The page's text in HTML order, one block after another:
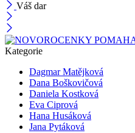
Váš dar
Kategorie
Dagmar Matějková
Dana Boškovičová
Daniela Kostková
Eva Ciprová
Hana Husáková
Jana Pytáková